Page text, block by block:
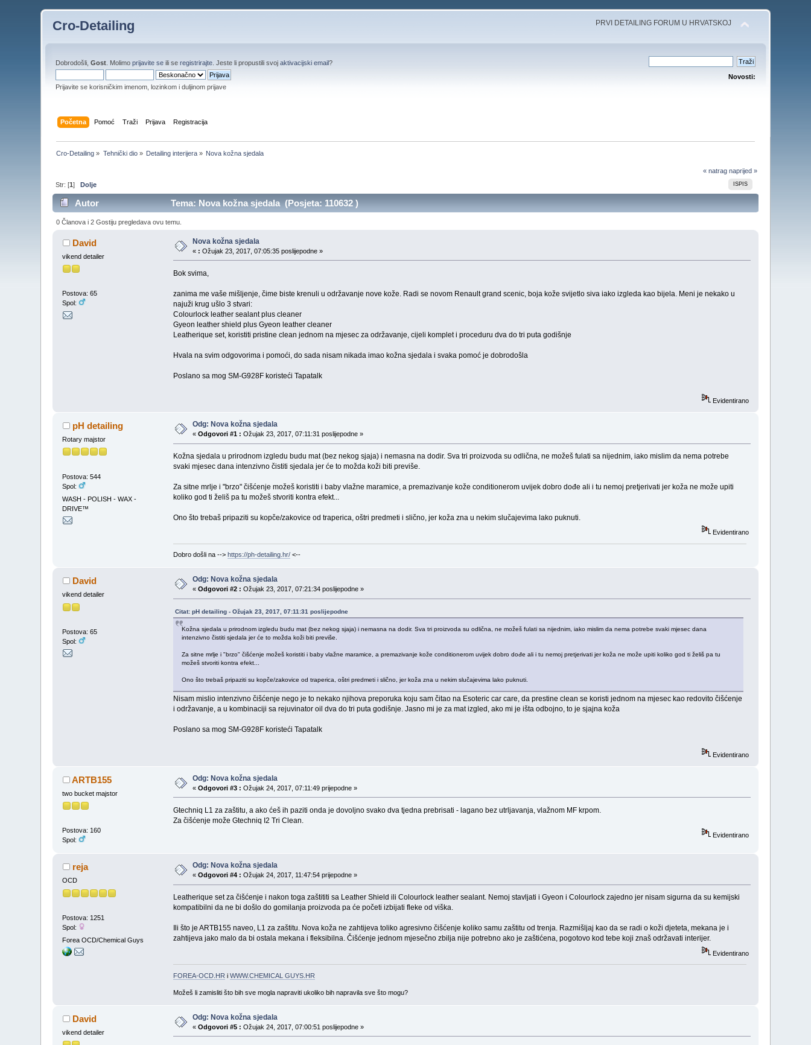
Cro-Detailing PRVI DETAILING FORUM U HRVATSKOJ
Dobrodošli,Gost . Molimoprijavite se ili seregistrirajte . Jeste li propustili svojaktivacijski email?
Prijavite se korisničkim imenom, lozinkom i duljinom prijave
Novosti:
Početna Pomoć Traži Prijava Registracija
Cro-Detailing » Tehnički dio» Detailing interijera » Nova kožna sjedala
« natrag naprijed »
ISPIS
Str: [1]Dolje
Autor Tema: Nova kožna sjedala (Posjeta: 110632 )
0 Članova i 2 Gostiju pregledava ovu temu.
David
vikend detailer
Postova: 65
Spol:
Nova kožna sjedala
« : Ožujak 23, 2017, 07:05:35 poslijepodne »
Bok svima,
zanima me vaše mišljenje, čime biste krenuli u održavanje nove kože. Radi se novom Renault grand scenic, boja kože svijetlo siva iako izgleda kao bijela. Meni je nekako u
najuži krug ušlo 3 stvari:
Colourlock leather sealant plus cleaner
Gyeon leather shield plus Gyeon leather cleaner
Leatherique set, koristiti pristine clean jednom na mjesec za održavanje, cijeli komplet i proceduru dva do tri puta godišnje
Hvala na svim odgovorima i pomoći, do sada nisam nikada imao kožna sjedala i svaka pomoć je dobrodošla
Poslano sa mog SM-G928F koristeći Tapatalk
Evidentirano
pH detailing
Rotary majstor
Postova: 544
Spol:
WASH - POLISH - WAX -
DRIVE™
Odg: Nova kožna sjedala
«Odgovori #1 : Ožujak 23, 2017, 07:11:31 poslijepodne »
Kožna sjedala u prirodnom izgledu budu mat (bez nekog sjaja) i nemasna na dodir. Sva tri proizvoda su odlična, ne možeš fulati sa nijednim, iako mislim da nema potrebe
svaki mjesec dana intenzivno čistiti sjedala jer će to možda koži biti previše.
Za sitne mrlje i "brzo" čišćenje možeš koristiti i baby vlažne maramice, a premazivanje kože conditionerom uvijek dobro dođe ali i tu nemoj pretjerivati jer koža ne može upiti
koliko god ti želiš pa tu možeš stvoriti kontra efekt...
Ono što trebaš pripaziti su kopče/zakovice od traperica, oštri predmeti i slično, jer koža zna u nekim slučajevima lako puknuti.
Evidentirano
Dobro došli na --> https://ph-detailing.hr/<--
David
vikend detailer
Postova: 65
Spol:
Odg: Nova kožna sjedala
«Odgovori #2 : Ožujak 23, 2017, 07:21:34 poslijepodne »
Citat: pH detailing - Ožujak 23, 2017, 07:11:31 poslijepodne
Kožna sjedala u prirodnom izgledu budu mat (bez nekog sjaja) i nemasna na dodir. Sva tri proizvoda su odlična, ne možeš fulati sa nijednim, iako mislim da nema potrebe svaki mjesec dana
intenzivno čistiti sjedala jer će to možda koži biti previše.
Za sitne mrlje i "brzo" čišćenje možeš koristiti i baby vlažne maramice, a premazivanje kože conditionerom uvijek dobro dođe ali i tu nemoj pretjerivati jer koža ne može upiti koliko god ti želiš pa tu
možeš stvoriti kontra efekt...
Ono što trebaš pripaziti su kopče/zakovice od traperica, oštri predmeti i slično, jer koža zna u nekim slučajevima lako puknuti.
Nisam mislio intenzivno čišćenje nego je to nekako njihova preporuka koju sam čitao na Esoteric car care, da prestine clean se koristi jednom na mjesec kao redovito čišćenje
i održavanje, a u kombinaciji sa rejuvinator oil dva do tri puta godišnje. Jasno mi je za mat izgled, ako mi je išta odbojno, to je sjajna koža
Poslano sa mog SM-G928F koristeći Tapatalk
Evidentirano
ARTB155
two bucket majstor
Postova: 160
Spol:
Odg: Nova kožna sjedala
«Odgovori #3 : Ožujak 24, 2017, 07:11:49 prijepodne »
Gtechniq L1 za zaštitu, a ako ćeš ih paziti onda je dovoljno svako dva tjedna prebrisati - lagano bez utrljavanja, vlažnom MF krpom.
Za čišćenje može Gtechniq I2 Tri Clean.
Evidentirano
reja
OCD
Postova: 1251
Spol:
Forea OCD/Chemical Guys
Odg: Nova kožna sjedala
«Odgovori #4 : Ožujak 24, 2017, 11:47:54 prijepodne »
Leatherique set za čišćenje i nakon toga zaštititi sa Leather Shield ili Colourlock leather sealant. Nemoj stavljati i Gyeon i Colourlock zajedno jer nisam sigurna da su kemijski
kompatibilni da ne bi došlo do gomilanja proizvoda pa će početi izbijati fleke od viška.
Ili što je ARTB155 naveo, L1 za zaštitu. Nova koža ne zahtijeva toliko agresivno čišćenje koliko samu zaštitu od trenja. Razmišljaj kao da se radi o koži djeteta, mekana je i
zahtijeva jako malo da bi ostala mekana i fleksibilna. Čišćenje jednom mjesečno zbilja nije potrebno ako je zaštićena, pogotovo kod tebe koji znaš održavati interijer.
Evidentirano
FOREA-OCD.HR i WWW.CHEMICAL GUYS.HR
Možeš li zamisliti što bih sve mogla napraviti ukoliko bih napravila sve što mogu?
David
vikend detailer
Odg: Nova kožna sjedala
«Odgovori #5 : Ožujak 24, 2017, 07:00:51 poslijepodne »